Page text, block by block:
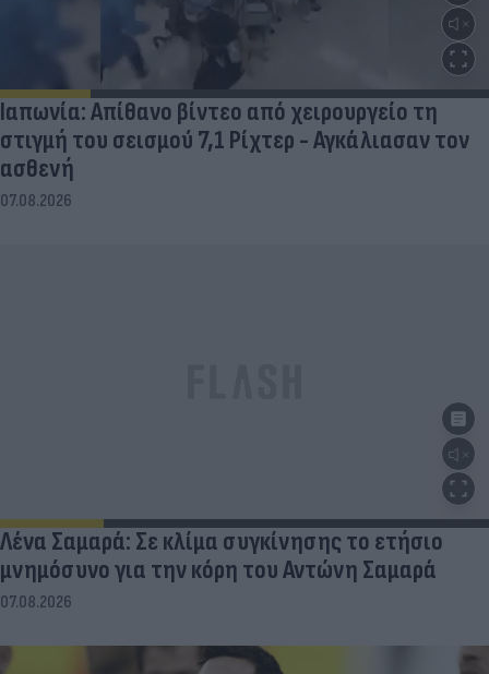
Ιαπωνία: Απίθανο βίντεο από χειρουργείο τη
στιγμή του σεισμού 7,1 Ρίχτερ - Αγκάλιασαν τον
ασθενή
07.08.2026
Λένα Σαμαρά: Σε κλίμα συγκίνησης το ετήσιο
μνημόσυνο για την κόρη του Αντώνη Σαμαρά
07.08.2026